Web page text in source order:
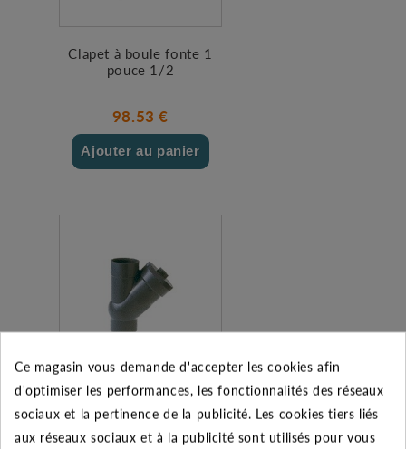
Clapet à boule fonte 1
pouce 1/2
98.53 €
Ajouter au panier
Clapet à boule PVC 1
1/2"
Ce magasin vous demande d'accepter les cookies afin
d'optimiser les performances, les fonctionnalités des réseaux
sociaux et la pertinence de la publicité. Les cookies tiers liés
aux réseaux sociaux et à la publicité sont utilisés pour vous